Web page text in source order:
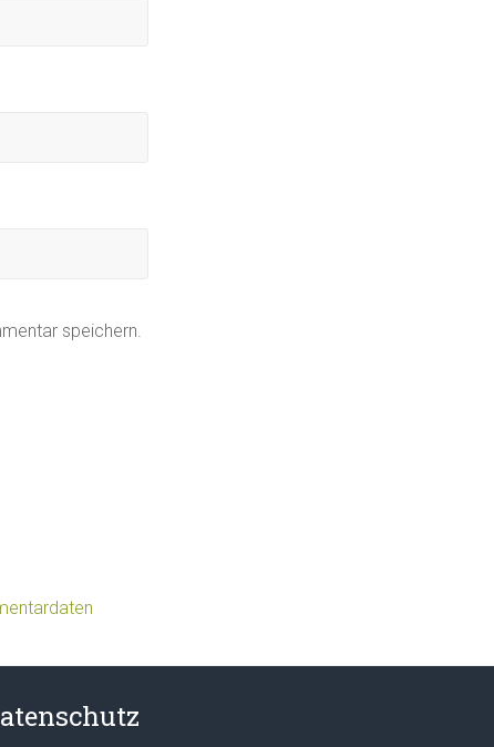
speichern.